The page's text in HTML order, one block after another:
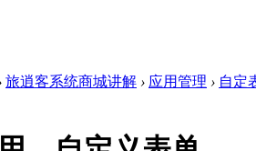
旅逍客系统商城讲解 › 应用管理 › 自定